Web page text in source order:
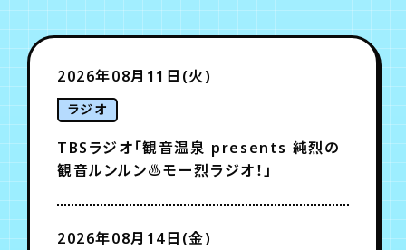
2026年08月11日(火)
ラジオ
TBSラジオ「観音温泉 presents 純烈の
観音ルンルン♨モー烈ラジオ！」
2026年08月14日(金)